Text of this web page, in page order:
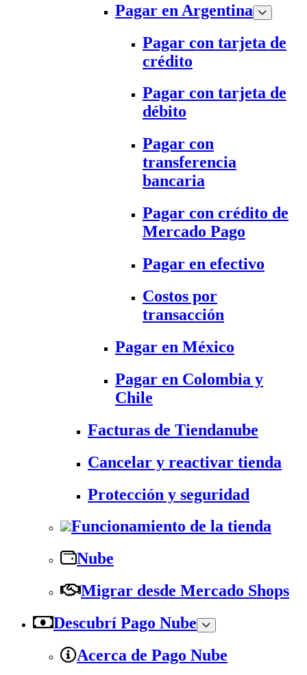
Pagar en Argentina
Pagar con tarjeta de
crédito
Pagar con tarjeta de
débito
Pagar con
transferencia
bancaria
Pagar con crédito de
Mercado Pago
Pagar en efectivo
Costos por
transacción
Pagar en México
Pagar en Colombia y
Chile
Facturas de Tiendanube
Cancelar y reactivar tienda
Protección y seguridad
Funcionamiento de la tienda
Nube
Migrar desde Mercado Shops
Descubrí Pago Nube
Acerca de Pago Nube